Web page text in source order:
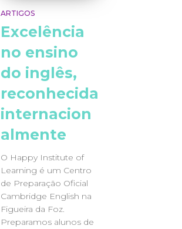
ARTIGOS
Excelência
no ensino
do inglês,
reconhecida
internacion
almente
O Happy Institute of
Learning é um Centro
de Preparação Oficial
Cambridge English na
Figueira da Foz.
Preparamos alunos de